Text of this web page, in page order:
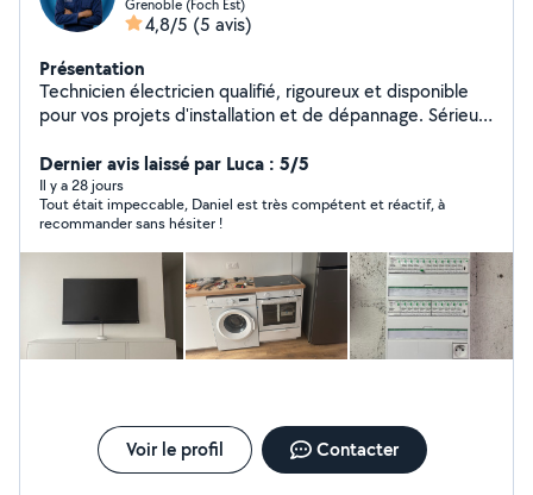
Grenoble (Foch Est)
4,8/5 (5 avis)
Présentation
Technicien électricien qualifié, rigoureux et disponible
pour vos projets d'installation et de dépannage. Sérieux,
bricolage, montage de meubles, ménage,
déménagement et petits travaux électriques.
Disponible rapidement, je m'adapte à vos besoins.
Dernier avis laissé par Luca : 5/5
Il y a 28 jours
Tout était impeccable, Daniel est très compétent et réactif, à
recommander sans hésiter !
Voir le profil Contacter